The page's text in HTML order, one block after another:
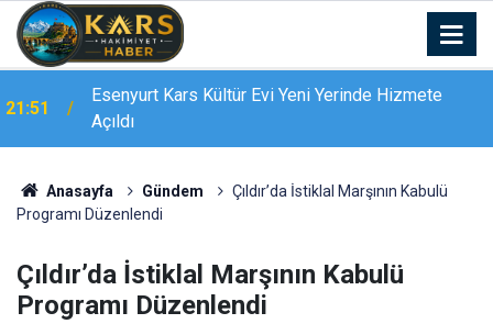
21:51
Esenyurt Kars Kültür Evi Yeni Yerinde Hizmete
Açıldı
21:19
Bingöl’de 16 dairelik bina alevlere teslim oldu:
Mahsur kalanları itfaiye merdivenle kurtardı
Anasayfa Gündem
Çıldır’da İstiklal Marşının Kabulü
Programı Düzenlendi
Çıldır’da İstiklal Marşının Kabulü
Programı Düzenlendi